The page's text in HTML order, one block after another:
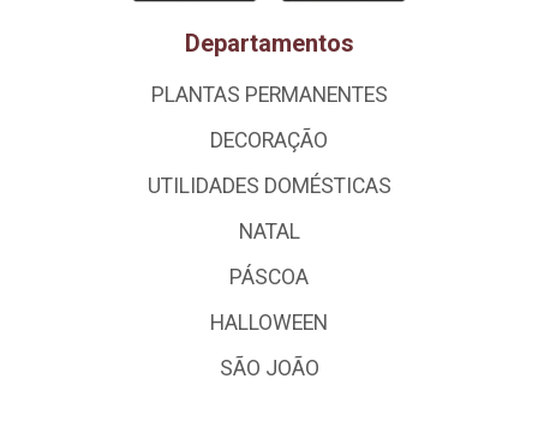
Departamentos
PLANTAS PERMANENTES
DECORAÇÃO
UTILIDADES DOMÉSTICAS
NATAL
PÁSCOA
HALLOWEEN
SÃO JOÃO